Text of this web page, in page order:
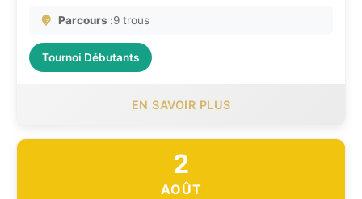
Parcours :9 trous
Tournoi Débutants
EN SAVOIR PLUS
2
AOÛT